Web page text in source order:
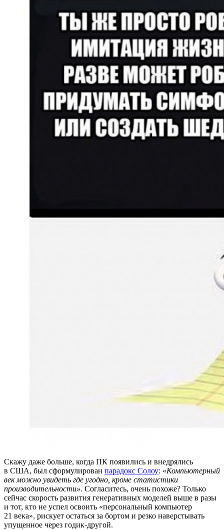
Скажу даже больше, когда ПК появились и внедрялись
в США, был сформулирован парадокс Солоу: «Компьютерный
век можно увидеть где угодно, кроме статистики
производительности». Согласитесь, очень похоже? Только
сейчас скорость развития генеративных моделей выше в разы
и тот, кто не успел освоить «персональный компьютер
21 века», рискует остаться за бортом и резко наверстывать
упущенное через годик‑другой.